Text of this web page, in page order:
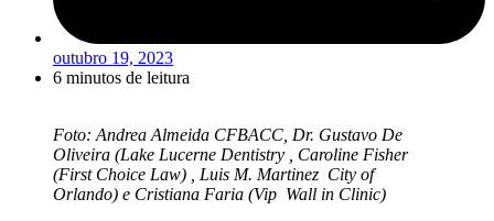
outubro 19, 2023
6 minutos de leitura
Foto: Andrea Almeida CFBACC, Dr. Gustavo De
Oliveira (Lake Lucerne Dentistry , Caroline Fisher
(First Choice Law) , Luis M. Martinez City of
Orlando) e Cristiana Faria (Vip Wall in Clinic)